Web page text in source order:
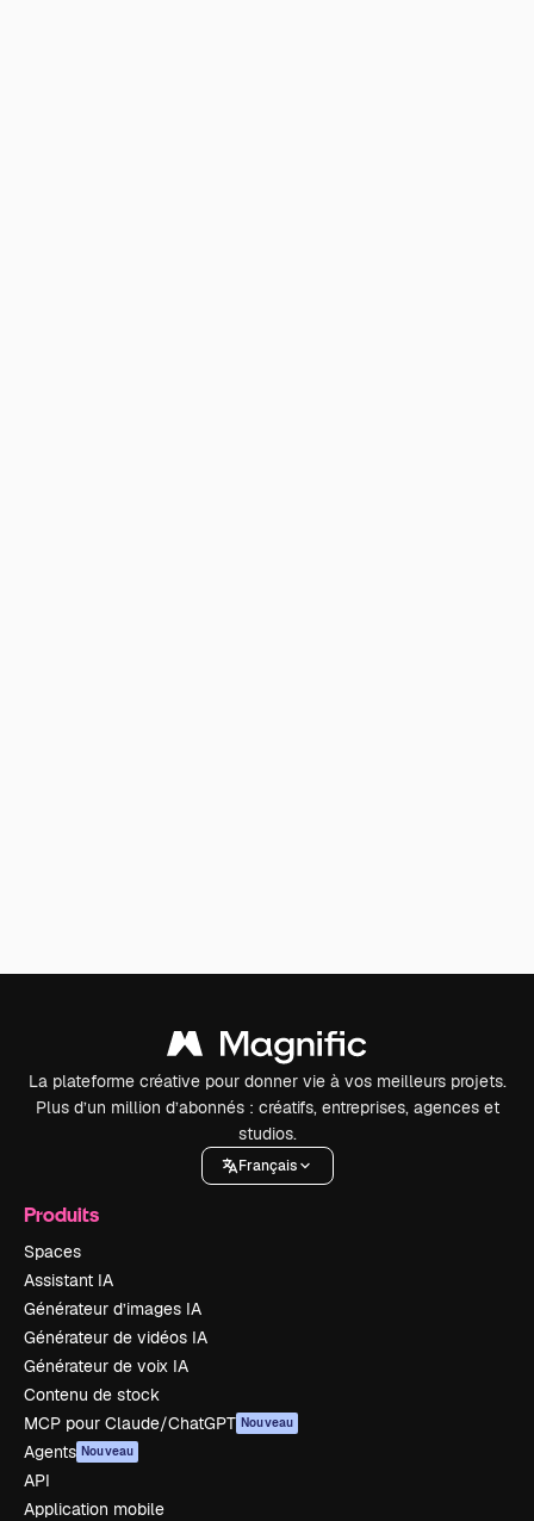
La plateforme créative pour donner vie à vos meilleurs projets.
Plus d’un million d’abonnés : créatifs, entreprises, agences et
studios.
Français
Produits
Spaces
Assistant IA
Générateur d’images IA
Générateur de vidéos IA
Générateur de voix IA
Contenu de stock
MCP pour Claude/ChatGPT Nouveau
Agents Nouveau
API
Application mobile